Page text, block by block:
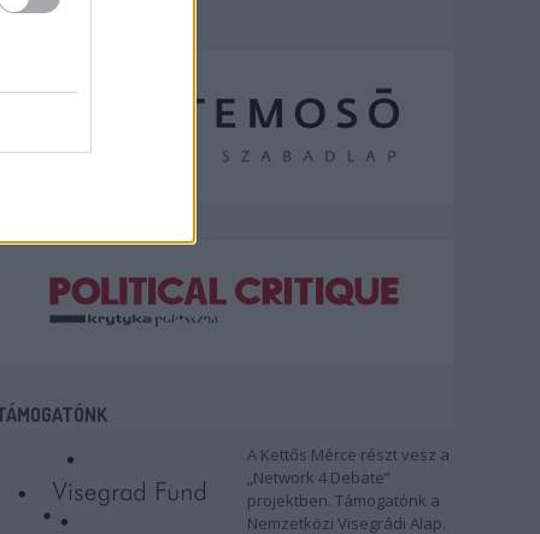
A Kettős Mérce részt vesz a
„Network 4 Debate”
projektben. Támogatónk a
Nemzetközi Visegrádi Alap.